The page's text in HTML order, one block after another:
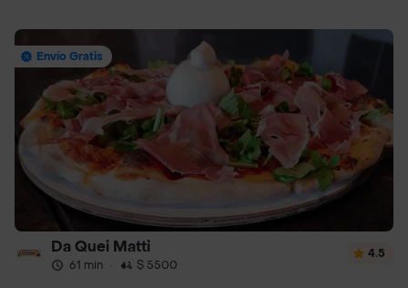
Envío Gratis
Da Quei Matti
61 min · $ 5500
4.5